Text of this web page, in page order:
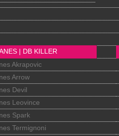
| DB KILLER
Akrapovic
Arrow
Devil
Leovince
Spark
Termignoni